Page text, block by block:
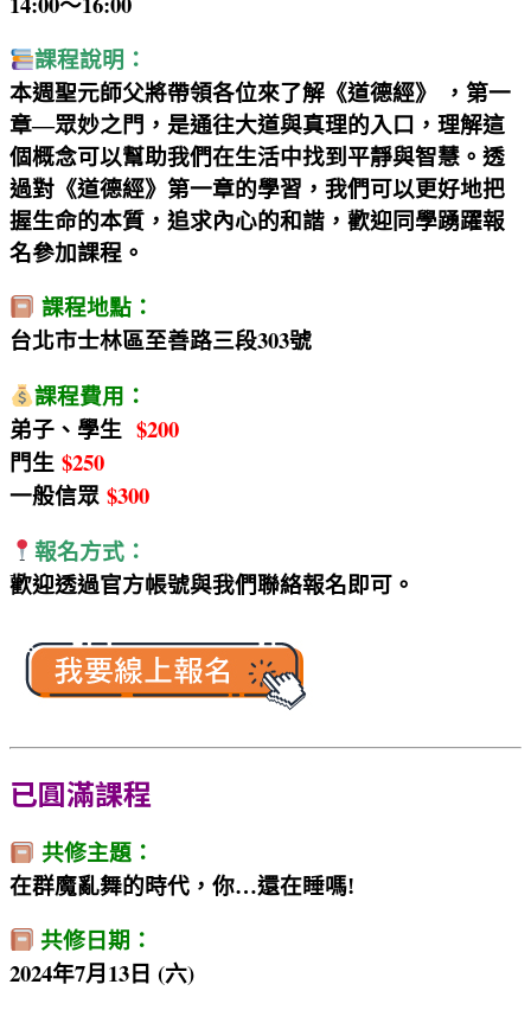
課程說明：
本週聖元師父將帶領各位來了解《道德經》 ，第一
章—眾妙之門，是通往大道與真理的入口，理解這
個概念可以幫助我們在生活中找到平靜與智慧。透
過對《道德經》第一章的學習，我們可以更好地把
握生命的本質，追求內心的和諧，歡迎同學踴躍報
名參加課程。
課程地點：
台北市士林區至善路三段303號
課程費用：
弟子、學生 $200
門生 $250
一般信眾 $300
報名方式：
歡迎透過官方帳號與我們聯絡報名即可。
已圓滿課程
共修主題：
在群魔亂舞的時代，你…還在睡嗎!
共修日期：
2024年7月13日 (六)